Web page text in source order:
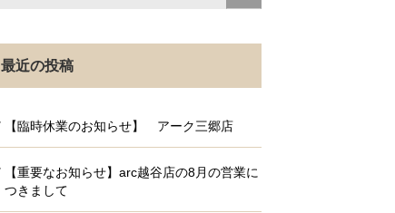
最近の投稿
【臨時休業のお知らせ】 アーク三郷店
【重要なお知らせ】arc越谷店の8月の営業に
つきまして